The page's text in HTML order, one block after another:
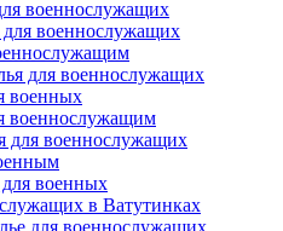
военнослужащих
военнослужащих
для военнослужащих
военных
военнослужащим
для военнослужащих
военных
в Ватутинках
для военнослужащих